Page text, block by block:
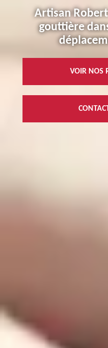
Artisan
gouttière
VOIR NOS